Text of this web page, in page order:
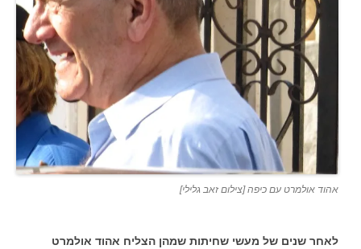
אהוד אולמרט עם כיפה [צילום זאב גלילי]
לאחר שנים של מעשי שחיתות שמהן הצליח אהוד אולמרט